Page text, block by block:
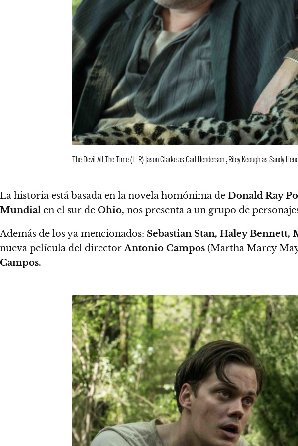
The Devil All The Time (L-R) Jason Clarke as Carl Henderson , Riley Keough as Sandy
La historia está basada en la novela homónima de Donald Ray
Mundial en el sur de Ohio, nos presenta a un grupo de
Además de los ya mencionados: Sebastian Stan, Haley Bennett,
nueva película del directorAntonio Campos (Martha Marcy
Campos.